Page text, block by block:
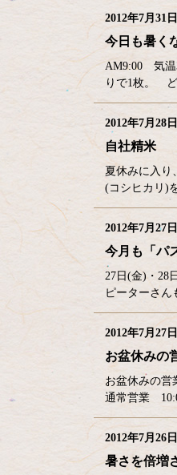
2012年7月31日
今日も暑く
AM9:00 気温
りで1枚。
2012年7月28日
自社精米
夏休みに入り
(コシヒカリ)
2012年7月27日
今月も「パ
27日(金)・28
ピーターさ
2012年7月27日
お盆休みの
お盆休みの
通常営業
2012年7月26日
暑さを倍増